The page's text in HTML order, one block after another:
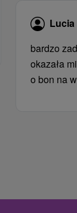
Lucia
bardzo
okazała
o bon na